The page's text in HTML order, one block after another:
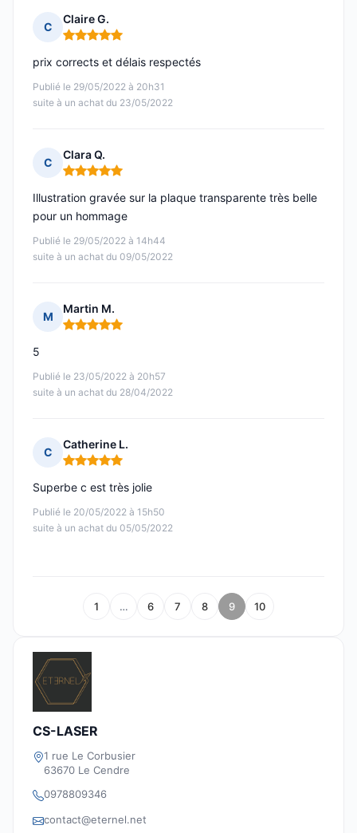
C
Claire G.
Note : 5 sur 5
Publié le 29/05/2022 à 20h31
suite à un achat du 23/05/2022
prix corrects et délais respectés
C
Clara Q.
Note : 5 sur 5
Publié le 29/05/2022 à 14h44
suite à un achat du 09/05/2022
Illustration gravée sur la plaque transparente très belle
pour un hommage
M
Martin M.
Note : 5 sur 5
Publié le 23/05/2022 à 20h57
suite à un achat du 28/04/2022
5
C
Catherine L.
Note : 5 sur 5
Publié le 20/05/2022 à 15h50
suite à un achat du 05/05/2022
Superbe c est très jolie
1 … 6 7 8 9 10
CS-LASER
1 rue Le Corbusier
63670 Le Cendre
0978809346
contact@eternel.net